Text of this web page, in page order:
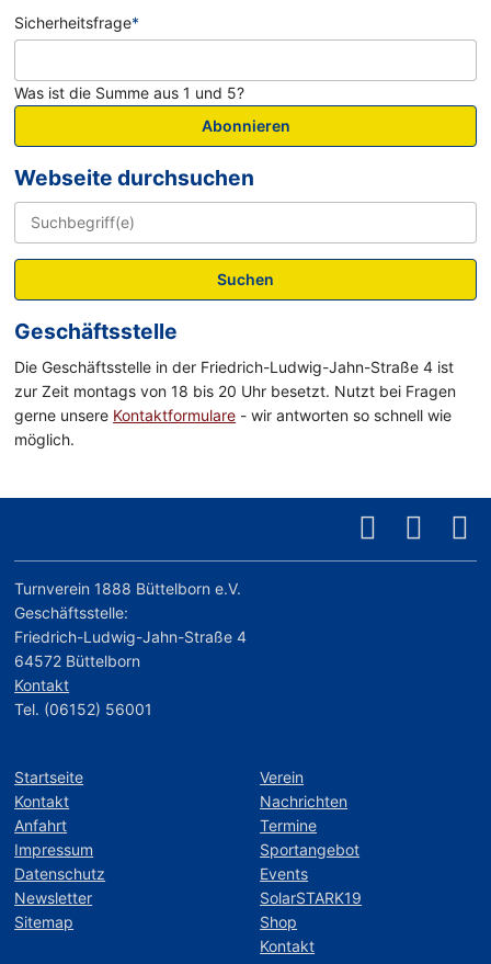
Sicherheitsfrage*
Was ist die Summe aus 1 und 5?
Abonnieren
Webseite durchsuchen
Suchen
Geschäftsstelle
Die Geschäftsstelle in der Friedrich-Ludwig-Jahn-Straße 4 ist
zur Zeit montags von 18 bis 20 Uhr besetzt. Nutzt bei Fragen
gerne unsere Kontaktformulare - wir antworten so schnell wie
möglich.
Turnverein 1888 Büttelborn e.V.
Geschäftsstelle:
Friedrich-Ludwig-Jahn-Straße 4
64572 Büttelborn
Kontakt
Tel. (06152) 56001
Startseite
Kontakt
Anfahrt
Impressum
Datenschutz
Newsletter
Sitemap
Verein
Nachrichten
Termine
Sportangebot
Events
SolarSTARK19
Shop
Kontakt